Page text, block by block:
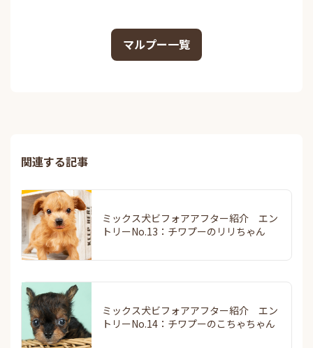
マルプー一覧
関連する記事
ミックス犬ビフォアアフター紹介 エン
トリーNo.13：チワプーのリリちゃん
ミックス犬ビフォアアフター紹介 エン
トリーNo.14：チワプーのこちゃちゃん